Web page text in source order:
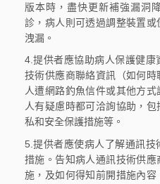
版本時，盡快更新補強漏洞
診，病人則可透過調整裝置
洩漏。
4.提供者應協助病人保護健
技術供應商聯絡資訊（如何
人遭網路釣魚信件或其他方
人有疑慮時都可洽詢協助，
私和安全保護措施等。
5.提供者應使病人了解通訊
措施。告知病人通訊技術供
施，及如何得知前開措施內